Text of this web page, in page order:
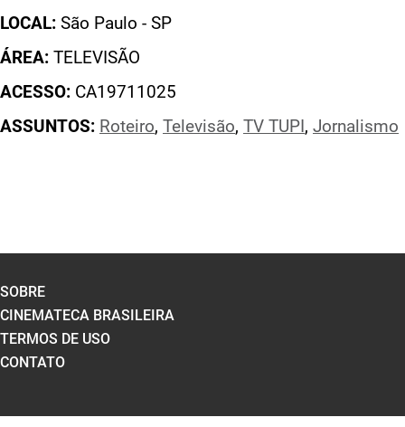
LOCAL: São Paulo - SP
ÁREA: TELEVISÃO
ACESSO: CA19711025
ASSUNTOS: Roteiro, Televisão, TV TUPI , Jornalismo
SOBRE
CINEMATECA BRASILEIRA
TERMOS DE USO
CONTATO